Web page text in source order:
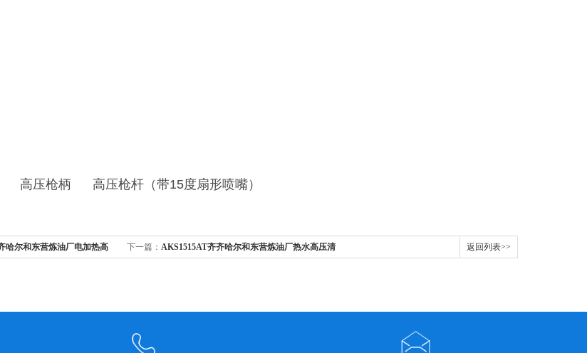
高压枪柄 高压枪杆（带15度扇形喷嘴）
哈尔和东营炼油厂电加热高 下一篇： AKS1515AT齐齐哈尔和东营炼油厂热水高压清 返回列表>>